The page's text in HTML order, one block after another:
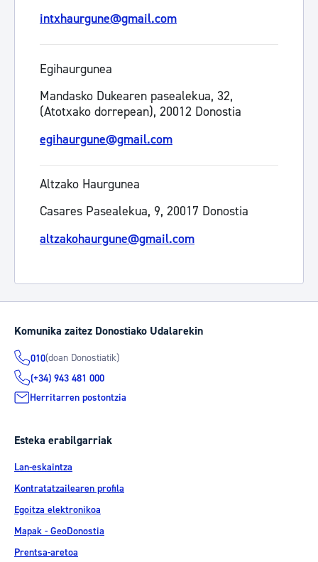
intxhaurgune@gmail.com
Egihaurgunea
Mandasko Dukearen pasealekua, 32,
(Atotxako dorrepean), 20012 Donostia
egihaurgune@gmail.com
Altzako Haurgunea
Casares Pasealekua, 9, 20017 Donostia
altzakohaurgune@gmail.com
Komunika zaitez Donostiako Udalarekin
010(doan Donostiatik)
(+34) 943 481 000
Herritarren postontzia
Esteka erabilgarriak
Lan-eskaintza
Kontratatzailearen profila
Egoitza elektronikoa
Mapak - GeoDonostia
Prentsa-aretoa